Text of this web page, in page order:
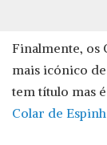
Finalmente, os
mais icónico
tem título mas
Colar de